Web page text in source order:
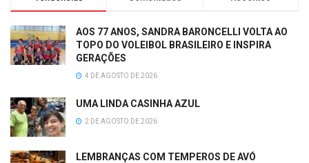
AOS 77 ANOS, SANDRA BARONCELLI VOLTA AO
TOPO DO VOLEIBOL BRASILEIRO E INSPIRA
GERAÇÕES
4 DE AGOSTO DE 2026
UMA LINDA CASINHA AZUL
2 DE AGOSTO DE 2026
LEMBRANÇAS COM TEMPEROS DE AVÓ